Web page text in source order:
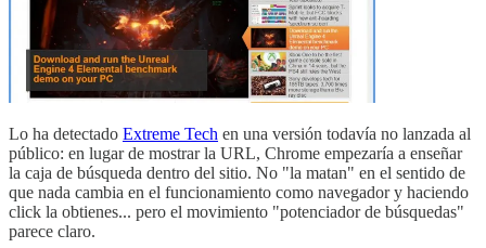
Lo ha detectado Extreme Tech en una versión todavía no lanzada al
público: en lugar de mostrar la URL, Chrome empezaría a enseñar
la caja de búsqueda dentro del sitio. No "la matan" en el sentido de
que nada cambia en el funcionamiento como navegador y haciendo
click la obtienes... pero el movimiento "potenciador de búsquedas"
parece claro.